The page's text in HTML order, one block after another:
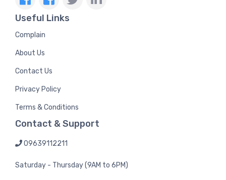
Useful Links
Complain
About Us
Contact Us
Privacy Policy
Terms & Conditions
Contact & Support
09639112211
Saturday - Thursday (9AM to 6PM)